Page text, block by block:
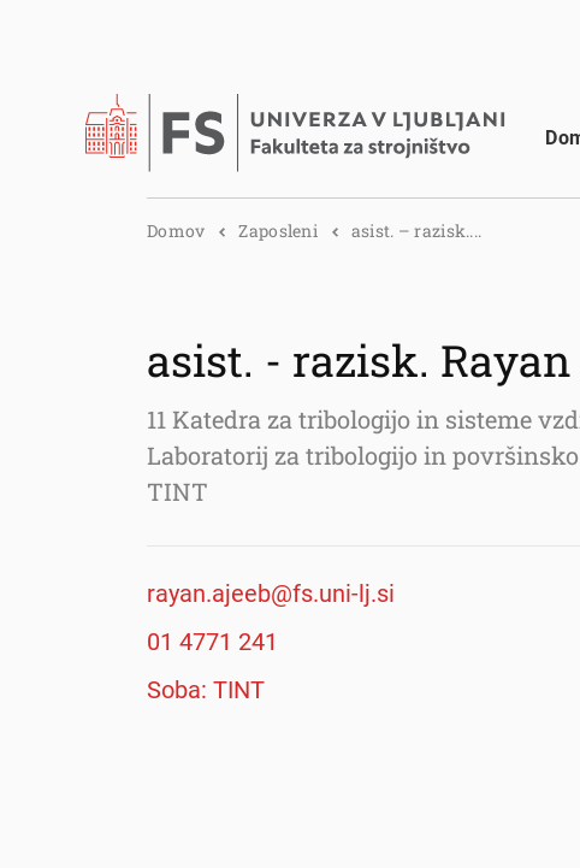
Domov Zaposleni asist. – razisk....
asist. - razisk.
11 Katedra za tribologijo in sisteme
Laboratorij za tribologijo in
TINT
rayan.ajeeb@fs.uni-lj.si
01 4771 241
Soba: TINT